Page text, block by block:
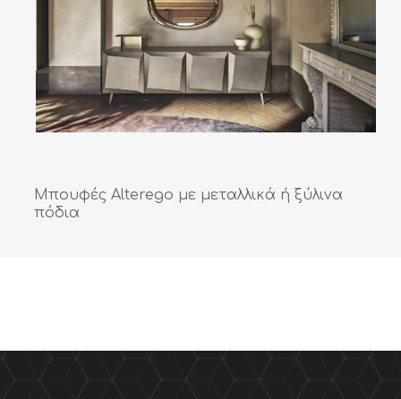
Μπουφές Alterego με μεταλλικά ή ξύλινα
πόδια